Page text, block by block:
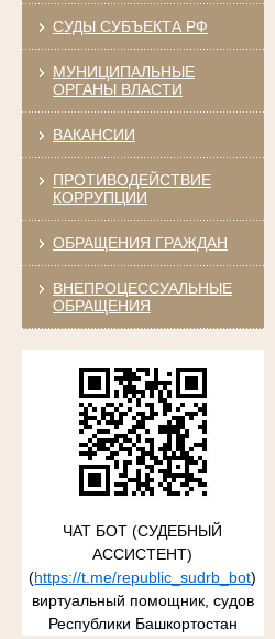
СУДЫ СУБЪЕКТА РФ
МУНИЦИПАЛЬНЫЕ
ОРГАНЫ ВЛАСТИ
ВАКАНСИИ
ПРОТИВОДЕЙСТВИЕ
КОРРУПЦИИ
ОБРАЩЕНИЯ ГРАЖДАН
ВНЕПРОЦЕССУАЛЬНЫЕ
ОБРАЩЕНИЯ
ЧАТ БОТ (СУДЕБНЫЙ
АССИСТЕНТ)
(https://t.me/republic_sudrb_bot)
виртуальный помощник, судов
Республики Башкортостан